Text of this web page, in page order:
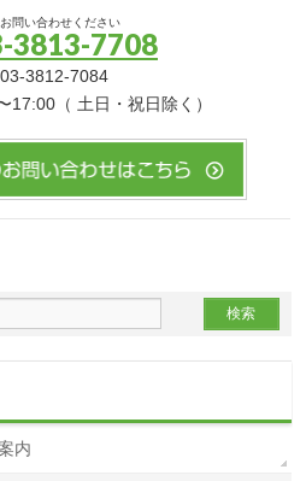
問い合わせください
3813-7708
3812-7084
17:00（ 土日・祝日除く）
内